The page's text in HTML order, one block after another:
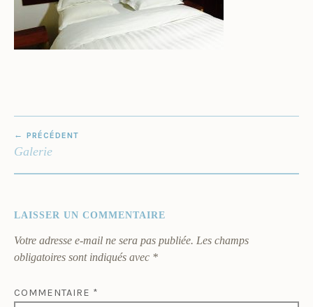
NAVIGATION
DE
L’ARTICLE
PRÉCÉDENT
Galerie
LAISSER UN COMMENTAIRE
Votre adresse e-mail ne sera pas publiée. Les champs
obligatoires sont indiqués avec *
COMMENTAIRE *